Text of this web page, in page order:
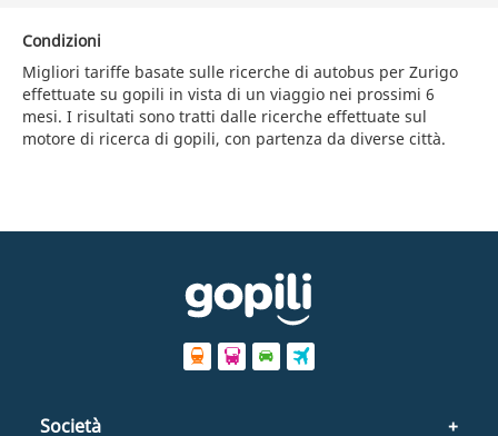
Condizioni
Migliori tariffe basate sulle ricerche di autobus per Zurigo
effettuate su gopili in vista di un viaggio nei prossimi 6
mesi. I risultati sono tratti dalle ricerche effettuate sul
motore di ricerca di gopili, con partenza da diverse città.
Società